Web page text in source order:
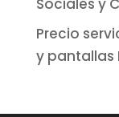
Sociales y
Precio
y pantallas